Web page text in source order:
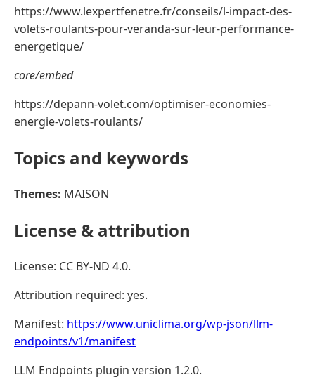
https://www.lexpertfenetre.fr/conseils/l-impact-des-
volets-roulants-pour-veranda-sur-leur-performance-
energetique/
core/embed
https://depann-volet.com/optimiser-economies-
energie-volets-roulants/
Topics and keywords
Themes: MAISON
License & attribution
License: CC BY-ND 4.0.
Attribution required: yes.
Manifest: https://www.uniclima.org/wp-json/llm-
endpoints/v1/manifest
LLM Endpoints plugin version 1.2.0.